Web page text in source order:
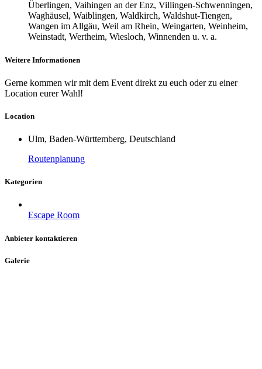
Überlingen, Vaihingen an der Enz, Villingen-Schwenningen,
Waghäusel, Waiblingen, Waldkirch, Waldshut-Tiengen,
Wangen im Allgäu, Weil am Rhein, Weingarten, Weinheim,
Weinstadt, Wertheim, Wiesloch, Winnenden u. v. a.
Weitere Informationen
Gerne kommen wir mit dem Event direkt zu euch oder zu einer
Location eurer Wahl!
Location
Ulm, Baden-Württemberg, Deutschland
Routenplanung
Kategorien
Escape Room
Anbieter kontaktieren
Galerie